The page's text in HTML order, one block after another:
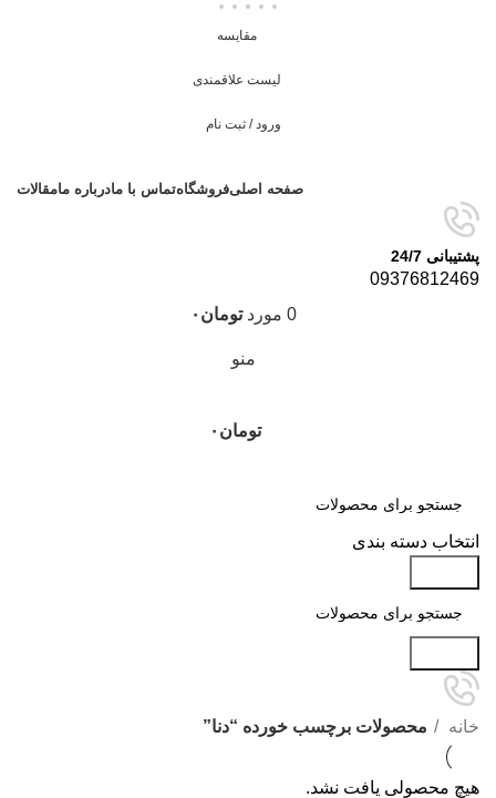
مقایسه
لیست علاقمندی
ورود / ثبت نام
صفحه اصلیفروشگاهتماس با مادرباره مامقالات
پشتیبانی 24/7
09376812469
0 مورد تومان ۰
منو
تومان ۰
انتخاب دسته بندی
خانه محصولات برچسب خورده “دنا”
هیچ محصولی یافت نشد.